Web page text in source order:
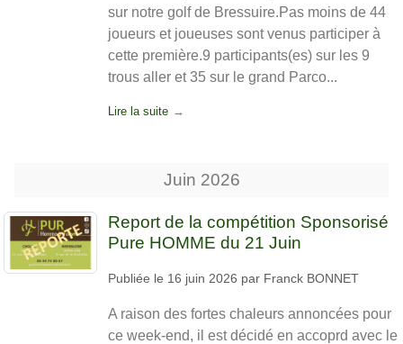
sur notre golf de Bressuire.Pas moins de 44
joueurs et joueuses sont venus participer à
cette première.9 participants(es) sur les 9
trous aller et 35 sur le grand Parco...
Lire la suite
Juin 2026
Report de la compétition Sponsorisé
Pure HOMME du 21 Juin
Publiée le 16 juin 2026 par Franck BONNET
A raison des fortes chaleurs annoncées pour
ce week-end, il est décidé en accoprd avec le